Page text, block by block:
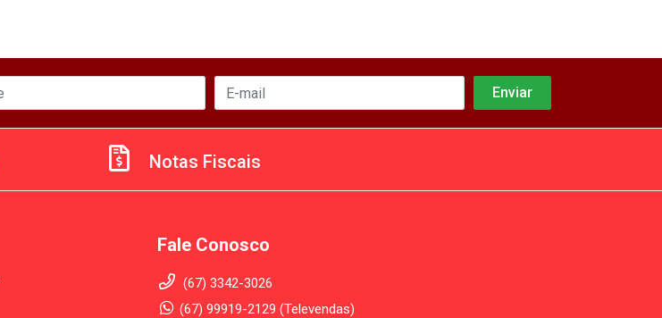
Notas Fiscais
Fale Conosco
(67) 3342-3026
(67) 99919-2129 (Televendas)